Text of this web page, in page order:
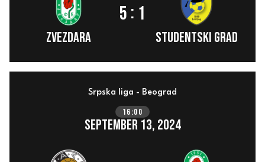
ZVEZDARA
5 : 1
Studentski Grad
Srpska liga - Beograd
September 13, 2024
16:00